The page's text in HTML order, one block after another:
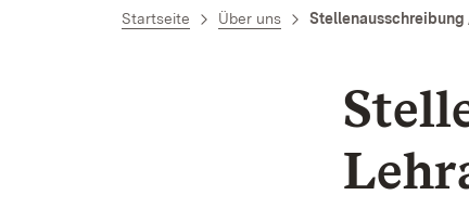
Startseite Über uns